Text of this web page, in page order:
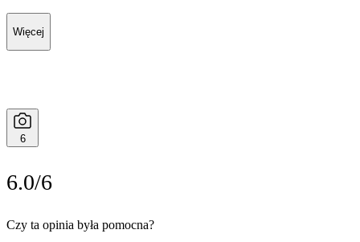
Więcej
6
6.0/6
Czy ta opinia była pomocna?